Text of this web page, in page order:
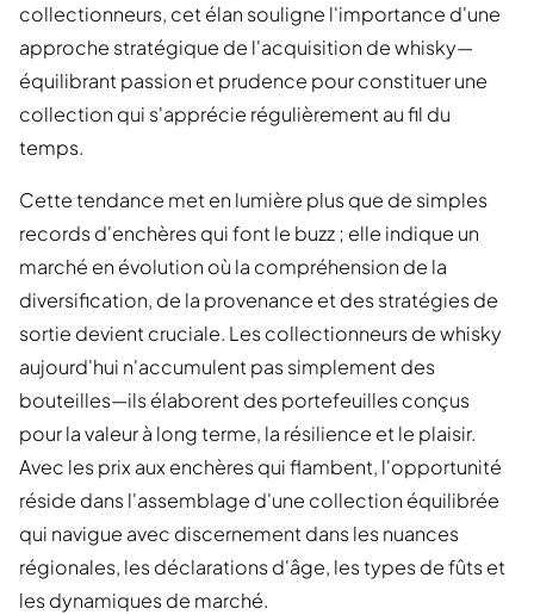
collectionneurs, cet élan souligne l'importance d'une
approche stratégique de l'acquisition de whisky—
équilibrant passion et prudence pour constituer une
collection qui s'apprécie régulièrement au fil du
temps.
Cette tendance met en lumière plus que de simples
records d'enchères qui font le buzz ; elle indique un
marché en évolution où la compréhension de la
diversification, de la provenance et des stratégies de
sortie devient cruciale. Les collectionneurs de whisky
aujourd'hui n'accumulent pas simplement des
bouteilles—ils élaborent des portefeuilles conçus
pour la valeur à long terme, la résilience et le plaisir.
Avec les prix aux enchères qui flambent, l'opportunité
réside dans l'assemblage d'une collection équilibrée
qui navigue avec discernement dans les nuances
régionales, les déclarations d'âge, les types de fûts et
les dynamiques de marché.